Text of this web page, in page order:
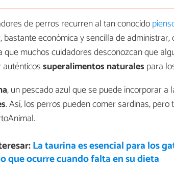
de perros recurren al tan conocido
económica y sencilla de
que muchos cuidadores desconozcan que
superalimentos naturales para
, un pescado azul que se puede incorporar a
. Así, los perros pueden comer sardinas,
La taurina es esencial para los
que ocurre cuando falta en su dieta